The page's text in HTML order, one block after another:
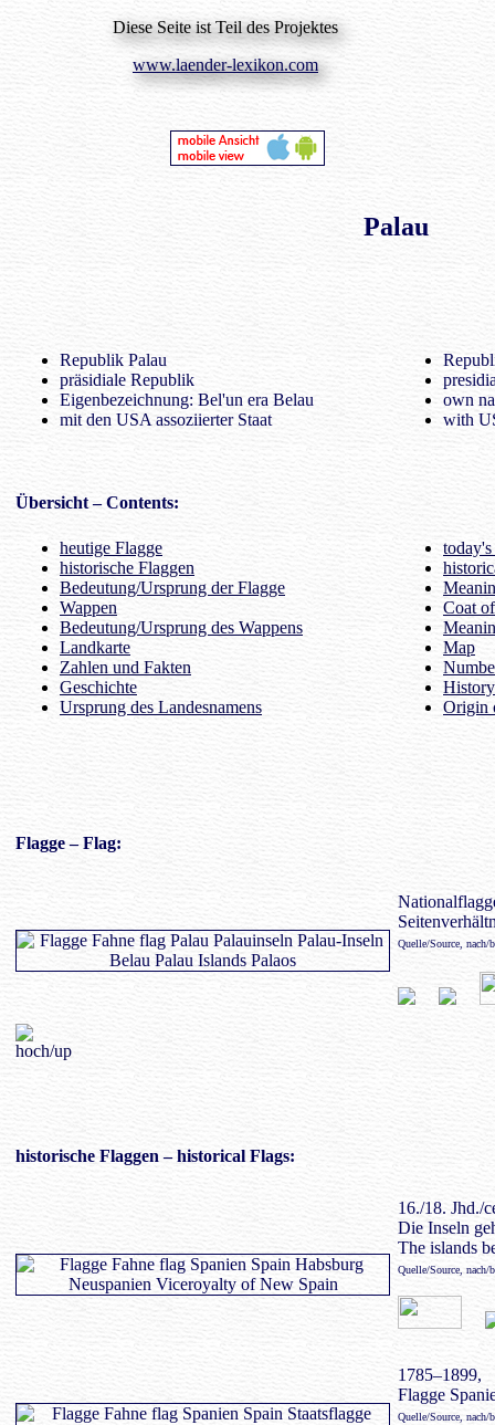
Diese Seite ist Teil des Projektes
www.laender-lexikon.com
Palau
Republik Palau
präsidiale Republik
Eigenbezeichnung: Bel'un era Belau
mit den USA assoziierter Staat
own
with
Übersicht– Contents:
heutige Flagge
historische Flaggen
Bedeutung/Ursprung der Flagge
Wappen
Bedeutung/Ursprung des Wappens
Landkarte
Zahlen und Fakten
Geschichte
Ursprung des Landesnamens
Coat
Map
History
Origin
Flagge– Flag:
Quelle/Source,
historische Flaggen – historical Flags:
16./18. Jhd./
Die Inseln
The islands
Quelle/Source,
1785–1899,
Flagge
Quelle/Source,